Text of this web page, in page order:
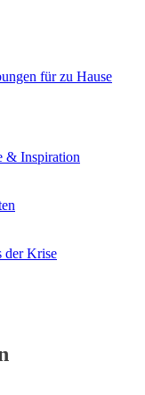
für zu Hause
& Inspiration
der Krise